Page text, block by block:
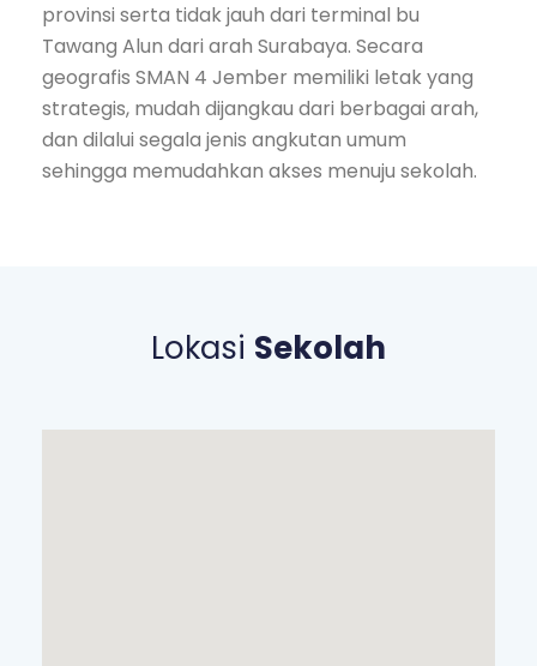
provinsi serta tidak jauh dari terminal bu
Tawang Alun dari arah Surabaya. Secara
geografis SMAN 4 Jember memiliki letak yang
strategis, mudah dijangkau dari berbagai arah,
dan dilalui segala jenis angkutan umum
sehingga memudahkan akses menuju sekolah.
Lokasi Sekolah